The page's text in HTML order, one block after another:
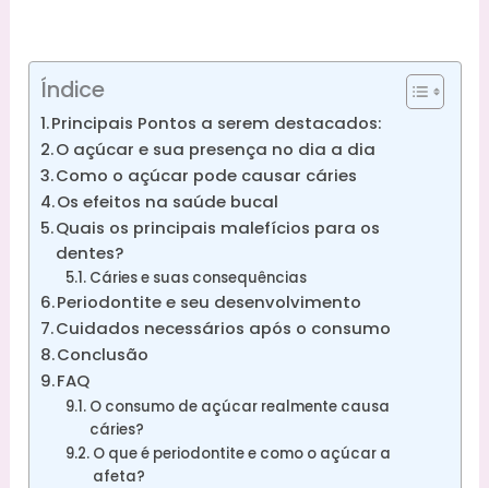
Índice
Principais Pontos a serem destacados:
O açúcar e sua presença no dia a dia
Como o açúcar pode causar cáries
Os efeitos na saúde bucal
Quais os principais malefícios para os
dentes?
Cáries e suas consequências
Periodontite e seu desenvolvimento
Cuidados necessários após o consumo
Conclusão
FAQ
O consumo de açúcar realmente causa
cáries?
O que é periodontite e como o açúcar a
afeta?